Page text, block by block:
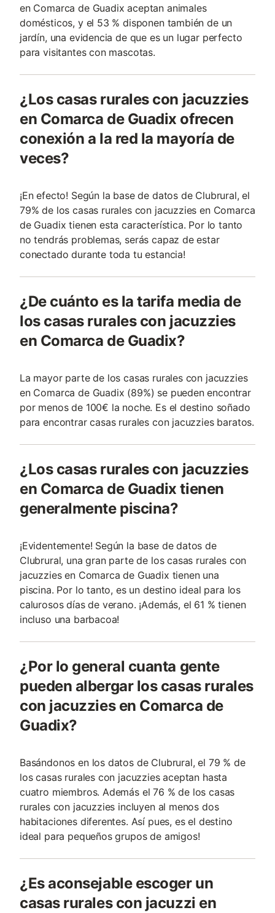
en Comarca de Guadix aceptan animales
domésticos, y el 53 % disponen también de un
jardín, una evidencia de que es un lugar perfecto
para visitantes con mascotas.
¿Los casas rurales con jacuzzies
en Comarca de Guadix ofrecen
conexión a la red la mayoría de
veces?
¡En efecto! Según la base de datos de Clubrural, el
79% de los casas rurales con jacuzzies en Comarca
de Guadix tienen esta característica. Por lo tanto
no tendrás problemas, serás capaz de estar
conectado durante toda tu estancia!
¿De cuánto es la tarifa media de
los casas rurales con jacuzzies
en Comarca de Guadix?
La mayor parte de los casas rurales con jacuzzies
en Comarca de Guadix (89%) se pueden encontrar
por menos de 100€ la noche. Es el destino soñado
para encontrar casas rurales con jacuzzies baratos.
¿Los casas rurales con jacuzzies
en Comarca de Guadix tienen
generalmente piscina?
¡Evidentemente! Según la base de datos de
Clubrural, una gran parte de los casas rurales con
jacuzzies en Comarca de Guadix tienen una
piscina. Por lo tanto, es un destino ideal para los
calurosos días de verano. ¡Además, el 61 % tienen
incluso una barbacoa!
¿Por lo general cuanta gente
pueden albergar los casas rurales
con jacuzzies en Comarca de
Guadix?
Basándonos en los datos de Clubrural, el 79 % de
los casas rurales con jacuzzies aceptan hasta
cuatro miembros. Además el 76 % de los casas
rurales con jacuzzies incluyen al menos dos
habitaciones diferentes. Así pues, es el destino
ideal para pequeños grupos de amigos!
¿Es aconsejable escoger un
casas rurales con jacuzzi en